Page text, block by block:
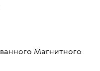
Магнитного